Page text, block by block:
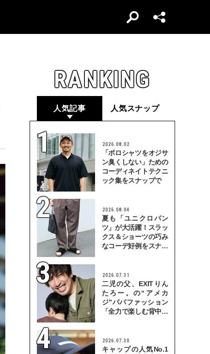
RANKING
人気記事 人気スナップ
2026.08.02
「ポロシャツをオジサ
ン臭くしない」ための
コーディネイトテクニ
ック集をスナップで
2026.08.04
夏も「ユニクロパン
ツ」が大活躍！スラッ
クス＆ショーツの巧み
なコーデ好例をスナッ
2026.07.31
二児の父、EXITりん
たろー。の“アメカ
ジ”パパファッション
「全力で楽しむ背中を
2026.07.30
キャップの人気No.1